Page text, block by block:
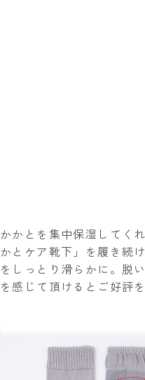
かかとを集中保湿してく
かとケア靴下」を履き続
をしっとり滑らかに。脱
を感じて頂けるとご好評